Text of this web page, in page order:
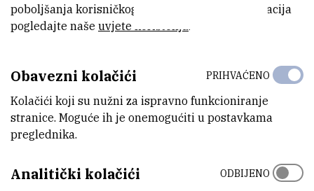
INSTITUT RUĐER BOŠKOVIĆ
Bijenička cesta 54, 10000 Zagreb
poboljšanja korisničkog iskustva. Za više informacija
pogledajte naše uvjete korištenja.
Obavezni kolačići
Kolačići koji su nužni za ispravno funkcioniranje
stranice. Moguće ih je onemogućiti u postavkama
preglednika.
PRIHVAĆENO
Analitički kolačići ODBIJENO